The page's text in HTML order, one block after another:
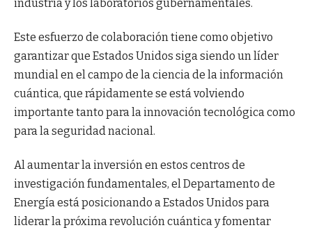
industria y los laboratorios gubernamentales.
Este esfuerzo de colaboración tiene como objetivo
garantizar que Estados Unidos siga siendo un líder
mundial en el campo de la ciencia de la información
cuántica, que rápidamente se está volviendo
importante tanto para la innovación tecnológica como
para la seguridad nacional.
Al aumentar la inversión en estos centros de
investigación fundamentales, el Departamento de
Energía está posicionando a Estados Unidos para
liderar la próxima revolución cuántica y fomentar